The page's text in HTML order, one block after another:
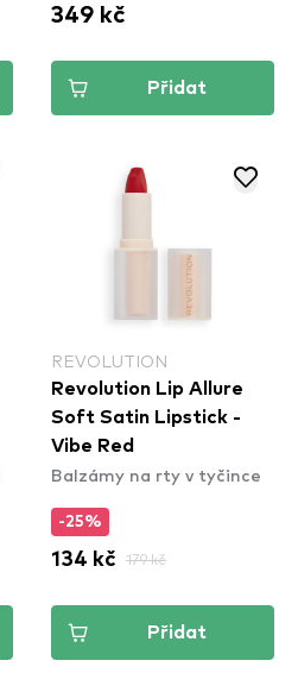
349 kč
Přidat
REVOLUTION
Revolution Lip Allure
Soft Satin Lipstick -
Vibe Red
Balzámy na rty v tyčince
-25%
134 kč 179 kč
Přidat